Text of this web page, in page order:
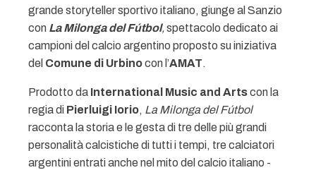
grande storyteller sportivo italiano, giunge al Sanzio
con La Milonga del Fútbol,spettacolo dedicato ai
campioni del calcio argentino proposto su iniziativa
del Comune di Urbinocon l’AMAT.
Prodotto da International Music and Artscon la
regia di Pierluigi Iorio, La Milonga del Fútbol
racconta la storia e le gesta di tre delle più grandi
personalità calcistiche di tutti i tempi, tre calciatori
argentini entrati anche nel mito del calcio italiano -